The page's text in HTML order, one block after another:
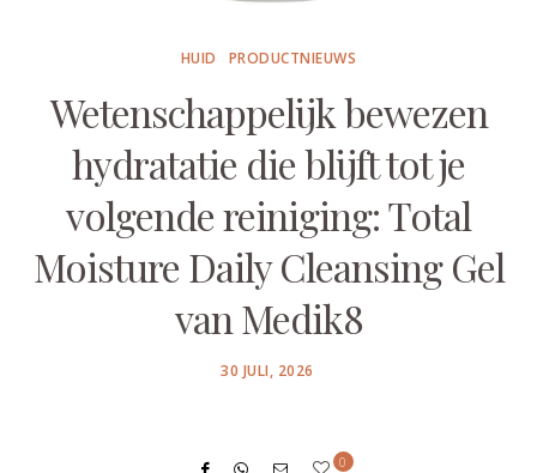
HUID PRODUCTNIEUWS
Wetenschappelijk bewezen
hydratatie die blijft tot je
volgende reiniging: Total
Moisture Daily Cleansing Gel
van Medik8
POSTED
30 JULI, 2026
0